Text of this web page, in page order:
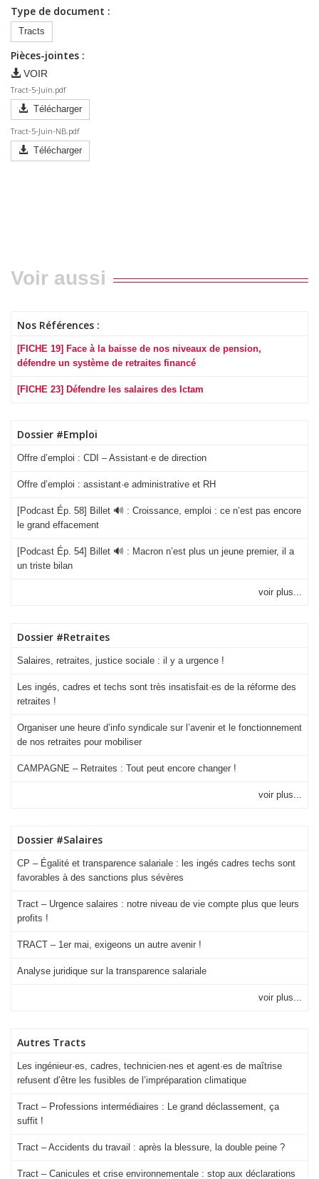
Type de document :
Tracts
Pièces-jointes :
VOIR
Tract-5-Juin.pdf
Télécharger
Tract-5-Juin-NB.pdf
Télécharger
Voir aussi
Nos Références :
[FICHE 19] Face à la baisse de nos niveaux de pension,
défendre un système de retraites financé
[FICHE 23] Défendre les salaires des Ictam
Dossier #Emploi
Offre d’emploi : CDI – Assistant·e de direction
Offre d’emploi : assistant·e administrative et RH
[Podcast Ép. 58] Billet 🔊 : Croissance, emploi : ce n’est pas encore
le grand effacement
[Podcast Ép. 54] Billet 🔊 : Macron n’est plus un jeune premier, il a
un triste bilan
voir plus...
Dossier #Retraites
Salaires, retraites, justice sociale : il y a urgence !
Les ingés, cadres et techs sont très insatisfait·es de la réforme des
retraites !
Organiser une heure d’info syndicale sur l’avenir et le fonctionnement
de nos retraites pour mobiliser
CAMPAGNE – Retraites : Tout peut encore changer !
voir plus...
Dossier #Salaires
CP – Égalité et transparence salariale : les ingés cadres techs sont
favorables à des sanctions plus sévères
Tract – Urgence salaires : notre niveau de vie compte plus que leurs
profits !
TRACT – 1er mai, exigeons un autre avenir !
Analyse juridique sur la transparence salariale
voir plus...
Autres Tracts
Les ingénieur·es, cadres, technicien·nes et agent·es de maîtrise
refusent d’être les fusibles de l’impréparation climatique
Tract – Professions intermédiaires : Le grand déclassement, ça
suffit !
Tract – Accidents du travail : après la blessure, la double peine ?
Tract – Canicules et crise environ­nementale : stop aux déclarations